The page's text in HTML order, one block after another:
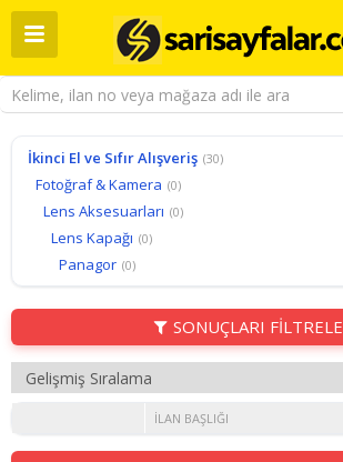
İkinci El ve Sıfır Alışveriş (30)
Fotoğraf & Kamera (0)
Lens Aksesuarları (0)
Lens Kapağı (0)
Panagor (0)
SONUÇLARI FİLTRELE
İLAN BAŞLIĞI